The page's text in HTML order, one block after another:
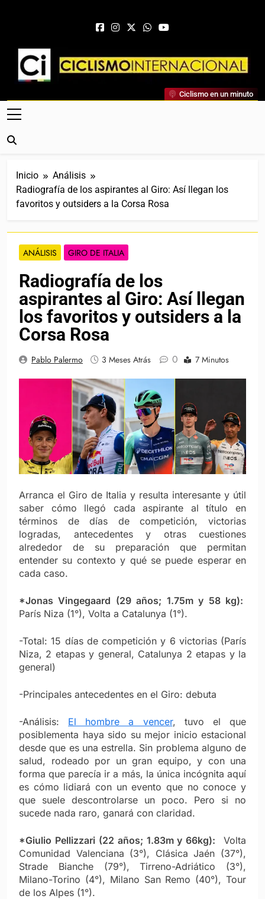
Ciclismo Internacional
Web Dedicada Al Ciclismo Mundial. Entrevistas, Análisis,
Crónicas, Previas Y Más. La Web Ciclista De Referencia.
Ciclismo en un minuto
Inicio
Análisis
Radiografía de los aspirantes al Giro: Así llegan los
favoritos y outsiders a la Corsa Rosa
ANÁLISIS GIRO DE ITALIA
Radiografía de los
aspirantes al Giro: Así llegan
los favoritos y outsiders a la
Corsa Rosa
Pablo Palermo 3 Meses Atrás 0 7 Minutos
Arranca el Giro de Italia y resulta interesante y útil
saber cómo llegó cada aspirante al título en
términos de días de competición, victorias
logradas, antecedentes y otras cuestiones
alrededor de su preparación que permitan
entender su contexto y qué se puede esperar en
cada caso.
*Jonas Vingegaard (29 años; 1.75m y 58 kg):
París Niza (1°), Volta a Catalunya (1°).
-Total: 15 días de competición y 6 victorias (París
Niza, 2 etapas y general, Catalunya 2 etapas y la
general)
-Principales antecedentes en el Giro: debuta
-Análisis: El hombre a vencer, tuvo el que
posiblementa haya sido su mejor inicio estacional
desde que es una estrella. Sin problema alguno de
salud, rodeado por un gran equipo, y con una
forma que parecía ir a más, la única incógnita aquí
es cómo lidiará con un evento que no conoce y
que suele descontrolarse un poco. Pero si no
sucede nada raro, ganará con claridad.
*Giulio Pellizzari (22 años; 1.83m y 66kg): Volta
Comunidad Valenciana (3°), Clásica Jaén (37°),
Strade Bianche (79°), Tirreno-Adriático (3°),
Milano-Torino (4°), Milano San Remo (40°), Tour
de los Alpes (1°).